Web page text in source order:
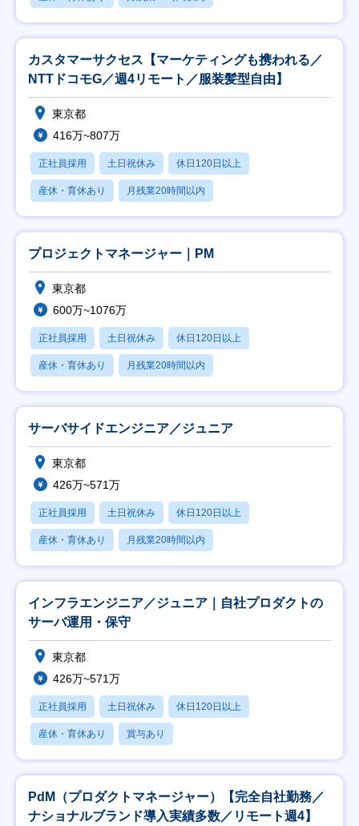
カスタマーサクセス【マーケティングも携われる／
NTTドコモG／週4リモート／服装髪型自由】
東京都
416万~807万
正社員採用 土日祝休み 休日120日以上
産休・育休あり 月残業20時間以内
プロジェクトマネージャー｜PM
東京都
600万~1076万
正社員採用 土日祝休み 休日120日以上
産休・育休あり 月残業20時間以内
サーバサイドエンジニア／ジュニア
東京都
426万~571万
正社員採用 土日祝休み 休日120日以上
産休・育休あり 月残業20時間以内
インフラエンジニア／ジュニア｜自社プロダクトの
サーバ運用・保守
東京都
426万~571万
正社員採用 土日祝休み 休日120日以上
産休・育休あり 賞与あり
PdM（プロダクトマネージャー）【完全自社勤務／
ナショナルブランド導入実績多数／リモート週4】